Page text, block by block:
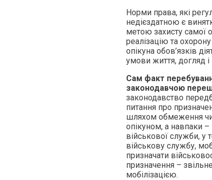
Норми права, які
недієздатною є
метою захисту самої
реалізацію та
опікуна обов’язків
умови життя, догляд
Сам факт
законодавчою
законодавство
питання про
шляхом обмеження чи
опікуном, а навпаки
військової служби, у
військову службу,
призначати
призначення –
мобілізацією.